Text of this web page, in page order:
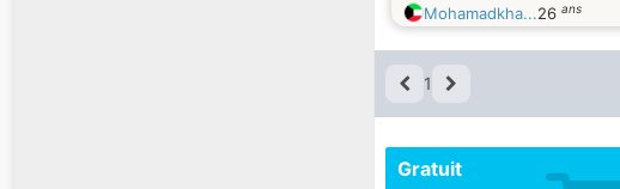
Mohamadkha...26 ans
1
Gratuit